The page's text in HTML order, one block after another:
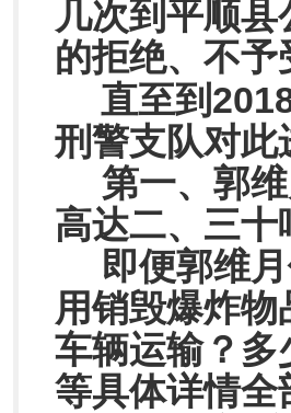
几次到平顺
的拒绝、不予
直至到
刑警支队对此
第一、郭
高达二、三十
即便郭维
用销毁爆炸
车辆运输？多
等具体详情全